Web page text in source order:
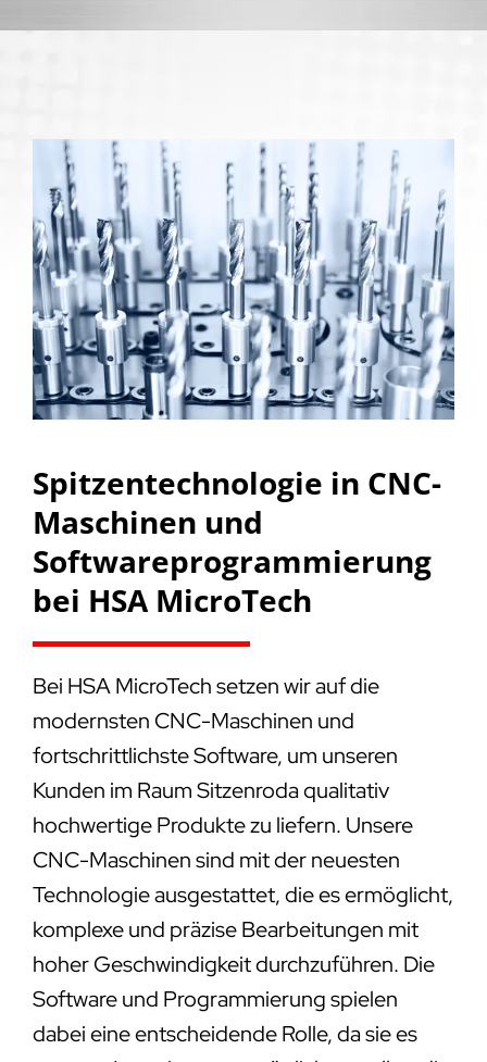
Spitzentechnologie in CNC-
Maschinen und
Softwareprogrammierung
bei HSA MicroTech
Bei HSA MicroTech setzen wir auf die
modernsten CNC-Maschinen und
fortschrittlichste Software, um unseren
Kunden im Raum Sitzenroda qualitativ
hochwertige Produkte zu liefern. Unsere
CNC-Maschinen sind mit der neuesten
Technologie ausgestattet, die es ermöglicht,
komplexe und präzise Bearbeitungen mit
hoher Geschwindigkeit durchzuführen. Die
Software und Programmierung spielen
dabei eine entscheidende Rolle, da sie es